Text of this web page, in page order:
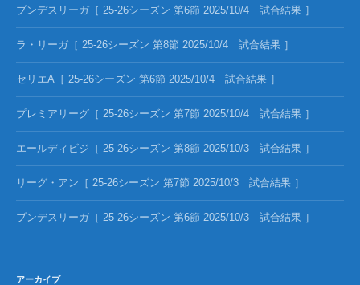
ブンデスリーガ［ 25-26シーズン 第6節 2025/10/4 試合結果 ］
ラ・リーガ［ 25-26シーズン 第8節 2025/10/4 試合結果 ］
セリエA［ 25-26シーズン 第6節 2025/10/4 試合結果 ］
プレミアリーグ［ 25-26シーズン 第7節 2025/10/4 試合結果 ］
エールディビジ［ 25-26シーズン 第8節 2025/10/3 試合結果 ］
リーグ・アン［ 25-26シーズン 第7節 2025/10/3 試合結果 ］
ブンデスリーガ［ 25-26シーズン 第6節 2025/10/3 試合結果 ］
アーカイブ